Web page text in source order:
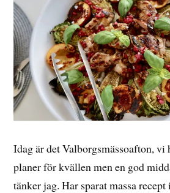
Idag är det Valborgsmässoafton, vi
planer för kvällen men en god
tänker jag. Har sparat massa